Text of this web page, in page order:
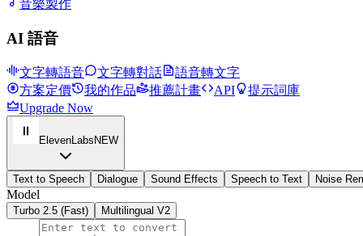
音樂製作
AI 語音
文字轉語音 文字轉對話
語音轉文字
方案定價
我的作品 推薦計畫 API
提示詞庫
Upgrade Now
ElevenLabs NEW
Text to Speech Dialogue Sound Effects Speech to Text Noise
Model
Turbo 2.5 (Fast) Multilingual V2